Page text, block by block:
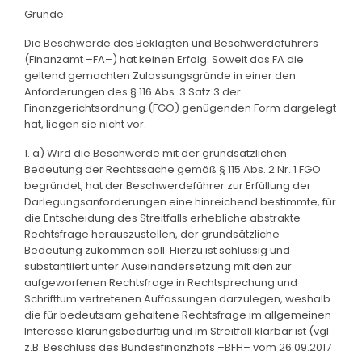
Gründe:
Die Beschwerde des Beklagten und Beschwerdeführers
(Finanzamt –FA–) hat keinen Erfolg. Soweit das FA die
geltend gemachten Zulassungsgründe in einer den
Anforderungen des § 116 Abs. 3 Satz 3 der
Finanzgerichtsordnung (FGO) genügenden Form dargelegt
hat, liegen sie nicht vor.
1. a) Wird die Beschwerde mit der grundsätzlichen
Bedeutung der Rechtssache gemäß § 115 Abs. 2 Nr. 1 FGO
begründet, hat der Beschwerdeführer zur Erfüllung der
Darlegungsanforderungen eine hinreichend bestimmte, für
die Entscheidung des Streitfalls erhebliche abstrakte
Rechtsfrage herauszustellen, der grundsätzliche
Bedeutung zukommen soll. Hierzu ist schlüssig und
substantiiert unter Auseinandersetzung mit den zur
aufgeworfenen Rechtsfrage in Rechtsprechung und
Schrifttum vertretenen Auffassungen darzulegen, weshalb
die für bedeutsam gehaltene Rechtsfrage im allgemeinen
Interesse klärungsbedürftig und im Streitfall klärbar ist (vgl.
z.B. Beschluss des Bundesfinanzhofs –BFH– vom 26.09.2017